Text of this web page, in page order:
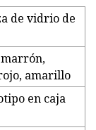
de vidrio de
amarillo
en caja